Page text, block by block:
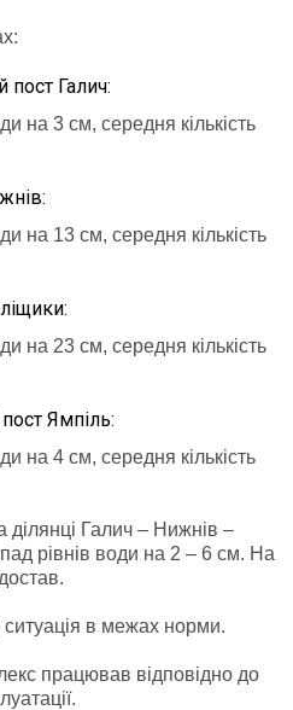
пост Галич:
на 3 см, середня кількість
на 13 см, середня кількість
на 23 см, середня кількість
Ямпіль:
на 4 см, середня кількість
ділянці Галич – Нижнів –
рівнів води на 2 – 6 см. На
ситуація в межах норми.
працював відповідно до